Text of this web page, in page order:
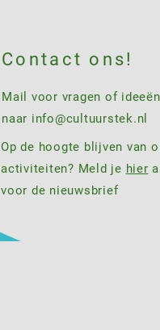
Contact ons!
Mail voor vragen of ideeën
naar info@cultuurstek.nl
Op de hoogte blijven van
activiteiten? Meld je hier
voor de nieuwsbrief